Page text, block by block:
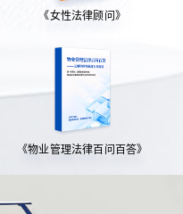
《女性法律顾问》
《物业管理法律百问百答》